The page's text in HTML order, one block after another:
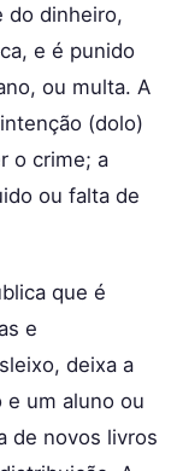
do dinheiro,
e é punido
ou multa. A
(dolo)
o crime; a
ou falta de
que é
e
deixa a
e um aluno ou
de novos livros